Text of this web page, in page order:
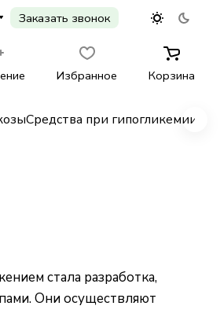
Заказать звонок
Избранное Корзина
Средства при гипогликемии
стала разработка,
Они осуществляют